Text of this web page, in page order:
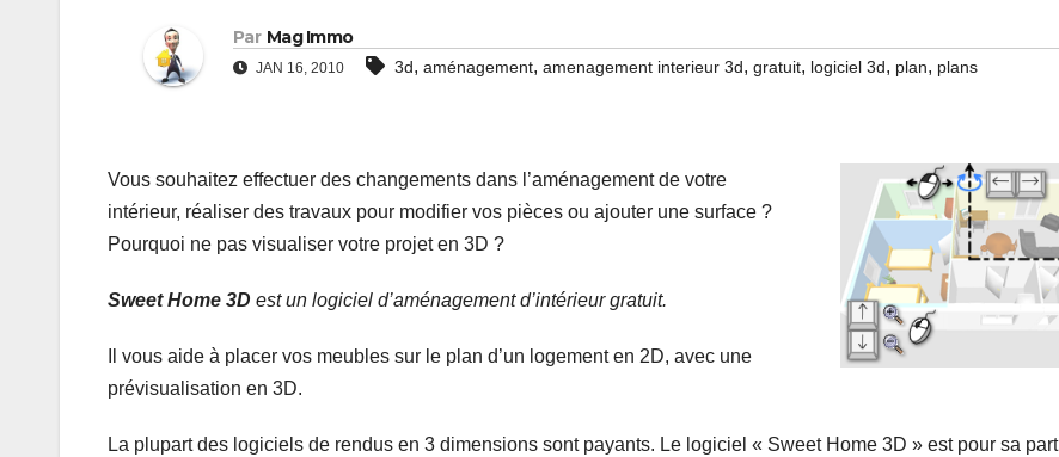
Par Mag Immo
JAN 16, 2010 3d, aménagement, amenagement interieur 3d, gratuit, logiciel 3d, plan, plans
Vous souhaitez effectuer des changements dans l’aménagement de votre
intérieur, réaliser des travaux pour modifier vos pièces ou ajouter une surface ?
Pourquoi ne pas visualiser votre projet en 3D ?
Sweet Home 3D est un logiciel d’aménagement d’intérieur gratuit.
Il vous aide à placer vos meubles sur le plan d’un logement en 2D, avec une
prévisualisation en 3D.
La plupart des logiciels de rendus en 3 dimensions sont payants. Le logiciel « Sweet Home 3D » est pour sa part